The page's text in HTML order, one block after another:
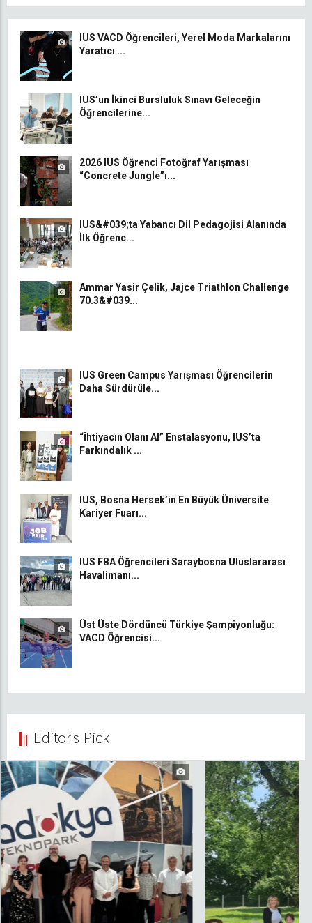
IUS VACD Öğrencileri, Yerel Moda Markalarını
Yaratıcı ...
IUS’un İkinci Bursluluk Sınavı Geleceğin
Öğrencilerine...
2026 IUS Öğrenci Fotoğraf Yarışması
“Concrete Jungle”ı...
IUS&#039;ta Yabancı Dil Pedagojisi Alanında
İlk Öğrenc...
Ammar Yasir Çelik, Jajce Triathlon Challenge
70.3&#039...
IUS Green Campus Yarışması Öğrencilerin
Daha Sürdürüle...
“İhtiyacın Olanı Al” Enstalasyonu, IUS’ta
Farkındalık ...
IUS, Bosna Hersek’in En Büyük Üniversite
Kariyer Fuarı...
IUS FBA Öğrencileri Saraybosna Uluslararası
Havalimanı...
Üst Üste Dördüncü Türkiye Şampiyonluğu:
VACD Öğrencisi...
Editor's Pick